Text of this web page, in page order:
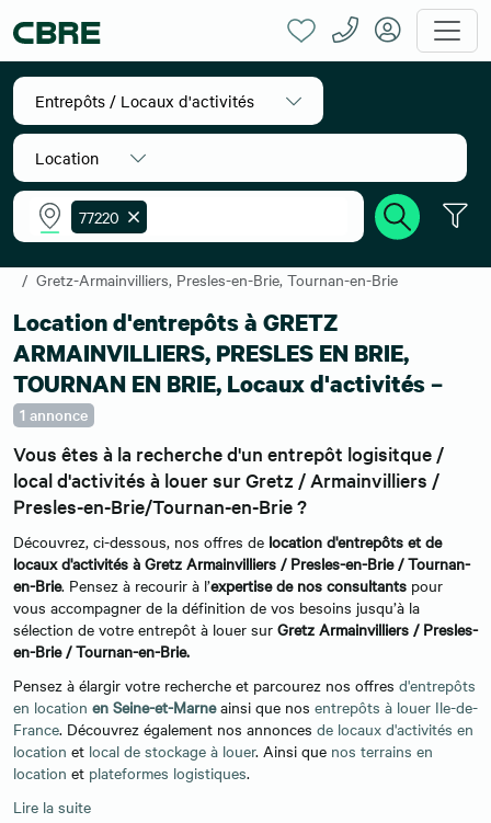
Entrepôts / Locaux d'activités
Location
77220
Gretz-Armainvilliers, Presles-en-Brie, Tournan-en-Brie
Location d'entrepôts à GRETZ
ARMAINVILLIERS, PRESLES EN BRIE,
TOURNAN EN BRIE, Locaux d'activités –
1 annonce
Vous êtes à la recherche d'un entrepôt logisitque /
local d'activités à louer sur Gretz / Armainvilliers /
Presles-en-Brie/Tournan-en-Brie ?
Découvrez, ci-dessous, nos offres de location d'entrepôts et de
locaux d'activités à Gretz Armainvilliers / Presles-en-Brie / Tournan-
en-Brie. Pensez à recourir à l’expertise de nos consultants pour
vous accompagner de la définition de vos besoins jusqu’à la
sélection de votre entrepôt à louer sur Gretz Armainvilliers / Presles-
en-Brie / Tournan-en-Brie.
Pensez à élargir votre recherche et parcourez nos offres d'entrepôts
en location en Seine-et-Marneainsi que nos entrepôts à louer Ile-de-
France. Découvrez également nos annonces de locaux d'activités en
location et local de stockage à louer. Ainsi que nos terrains en
location et plateformes logistiques.
Lire la suite